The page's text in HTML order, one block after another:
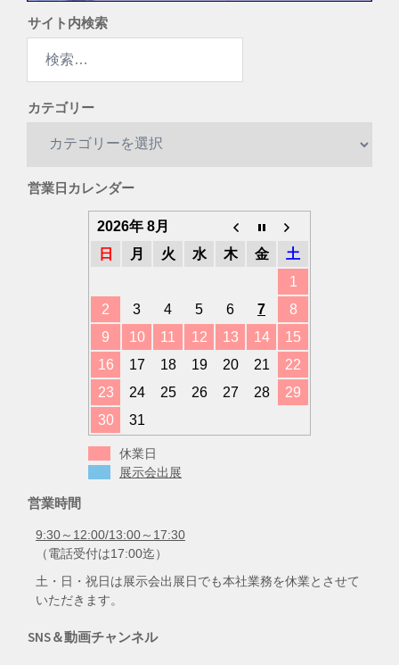
サイト内検索
カテゴリー
リ
営業日カレンダー
2026年 8月
日
月 火 水 木 金
土
1
2
3 4 5 6 7
8
9
10 11 12 13 14
15
16
17 18 19 20 21
22
23
24 25 26 27 28
29
30
31
休業日
展示会出展
営業時間
9:30～12:00/13:00～17:30
（電話受付は17:00迄）
土・日・祝日は展示会出展日でも本社業務を休業とさせて
いただきます。
SNS＆動画チャンネル